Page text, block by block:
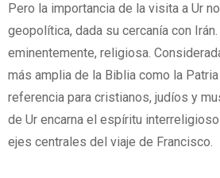
Pero la importancia de la visita a Ur
geopolítica, dada su cercanía con
eminentemente, religiosa.
más amplia de la Biblia como la
referencia para cristianos, judíos y
de Ur encarna el espíritu
ejes centrales del viaje de Francisco.